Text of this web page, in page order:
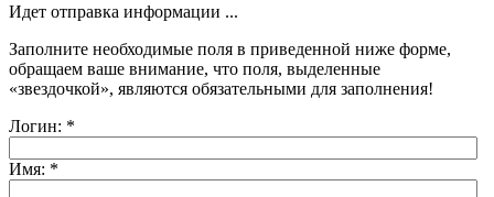
Идет отправка информации ...
Заполните необходимые поля в приведенной ниже форме,
обращаем ваше внимание, что поля, выделенные
«звездочкой», являются обязательными для заполнения!
Логин: *
Имя: *